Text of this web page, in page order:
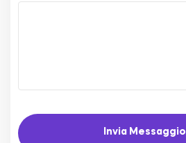
Invia Messaggio